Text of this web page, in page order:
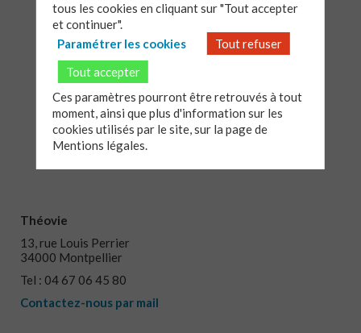
Théovie
13, rue Louis Perrier
34000 Montpellier
Tel : 04 67 06 45 80
Contactez-nous par mail
tous les cookies en cliquant sur "Tout accepter
et continuer".
Paramétrer les cookies
Tout refuser
Tout accepter
Ces paramètres pourront être retrouvés à tout
moment, ainsi que plus d'information sur les
cookies utilisés par le site, sur la page de
Mentions légales.